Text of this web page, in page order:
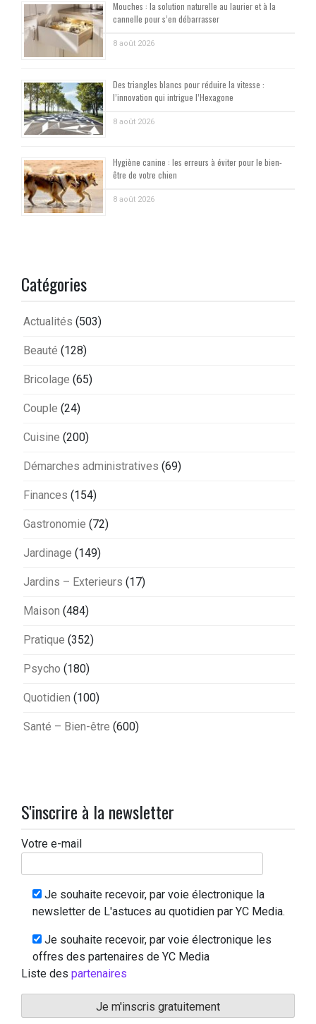
Mouches : la solution naturelle au laurier et à la
cannelle pour s’en débarrasser
8 août 2026
Des triangles blancs pour réduire la vitesse :
l’innovation qui intrigue l’Hexagone
8 août 2026
Hygiène canine : les erreurs à éviter pour le bien-
être de votre chien
8 août 2026
Catégories
Actualités (503)
Beauté (128)
Bricolage (65)
Couple (24)
Cuisine (200)
Démarches administratives (69)
Finances (154)
Gastronomie (72)
Jardinage (149)
Jardins – Exterieurs (17)
Maison (484)
Pratique (352)
Psycho (180)
Quotidien (100)
Santé – Bien-être (600)
S'inscrire à la newsletter
Votre e-mail
Je souhaite recevoir, par voie électronique la
newsletter de L'astuces au quotidien par YC Media.
Je souhaite recevoir, par voie électronique les
offres des partenaires de YC Media
Liste des partenaires